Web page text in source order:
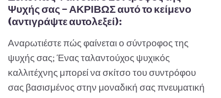
Ψυχής σας — ΑΚΡΙΒΩΣ αυτό το κείμενο
(αντιγράψτε αυτολεξεί):
Αναρωτιέστε πώς φαίνεται ο σύντροφος της
ψυχής σας; Ένας ταλαντούχος ψυχικός
καλλιτέχνης μπορεί να σκίτσο του συντρόφου
σας βασισμένος στην μοναδική σας πνευματική